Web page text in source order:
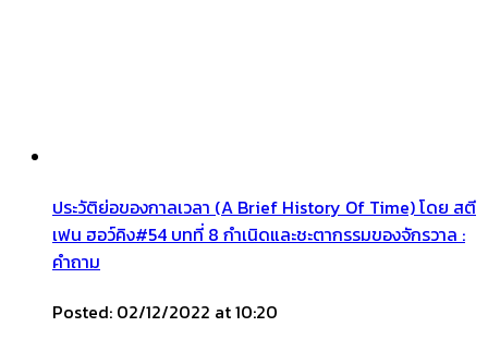
ประวัติย่อของกาลเวลา (A Brief History Of Time) โดย สตี
เฟน ฮอว์คิง#54 บทที่ 8 กำเนิดและชะตากรรมของจักรวาล :
คำถาม
Posted: 02/12/2022 at 10:20